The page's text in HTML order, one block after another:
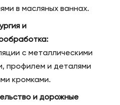
в масляных ваннах.
и
с металлическими
профилем и деталями
кромками.
и дорожные